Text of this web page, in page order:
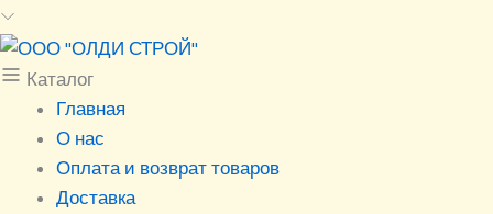
Каталог
Главная
О нас
Оплата и возврат товаров
Доставка